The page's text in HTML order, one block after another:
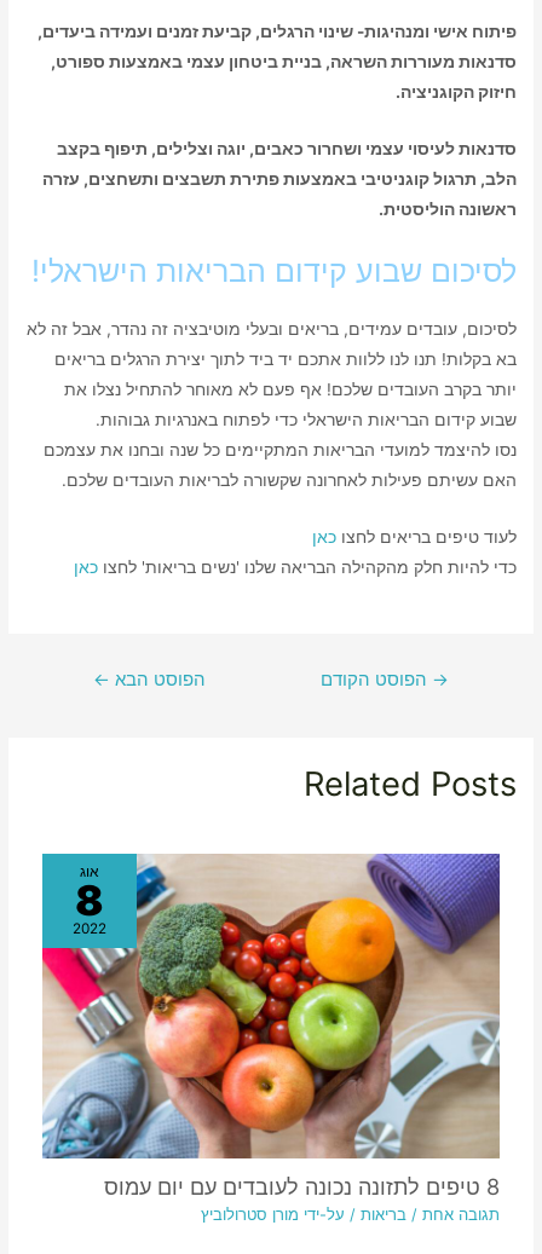
פיתוח אישי ומנהיגות- שינוי הרגלים, קביעת זמנים ועמידה ביעדים,
סדנאות מעוררות השראה, בניית ביטחון עצמי באמצעות ספורט,
חיזוק הקוגניציה.
סדנאות לעיסוי עצמי ושחרור כאבים, יוגה וצלילים, תיפוף בקצב
הלב, תרגול קוגניטיבי באמצעות פתירת תשבצים ותשחצים, עזרה
ראשונה הוליסטית.
לסיכום שבוע קידום הבריאות הישראלי!
לסיכום, עובדים עמידים, בריאים ובעלי מוטיבציה זה נהדר, אבל זה לא
בא בקלות! תנו לנו ללוות אתכם יד ביד לתוך יצירת הרגלים בריאים
יותר בקרב העובדים שלכם! אף פעם לא מאוחר להתחיל נצלו את
שבוע קידום הבריאות הישראלי כדי לפתוח באנרגיות גבוהות.
נסו להיצמד למועדי הבריאות המתקיימים כל שנה ובחנו את עצמכם
האם עשיתם פעילות לאחרונה שקשורה לבריאות העובדים שלכם.
לעוד טיפים בריאים לחצוכאן
כדי להיות חלק מהקהילה הבריאה שלנו 'נשים בריאות' לחצוכאן
→ הפוסט הקודם הפוסט הבא ←
Related Posts
אוג
8
2022
8 טיפים לתזונה נכונה לעובדים עם יום עמוס
תגובה אחת / בריאות/ על-ידי מורן סטרולוביץ